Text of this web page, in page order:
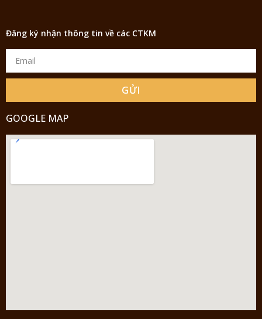
Đăng ký nhận thông tin về các CTKM
GỬI
GOOGLE MAP